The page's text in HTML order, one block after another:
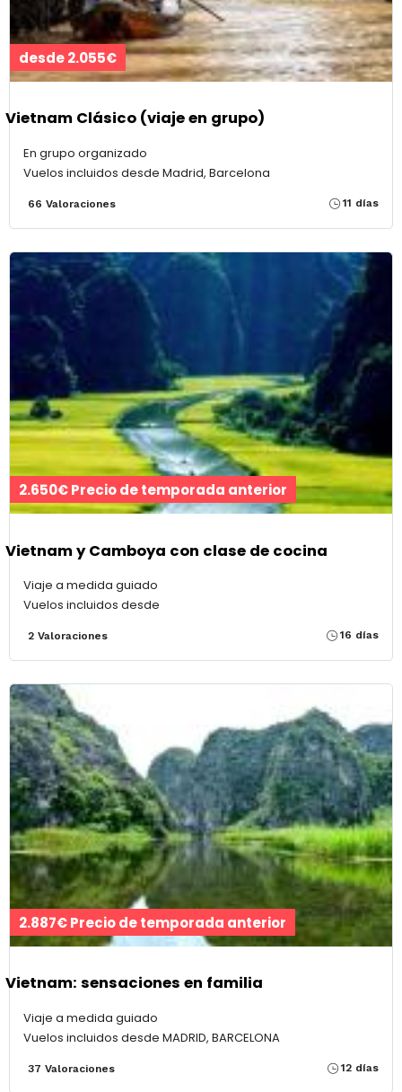
desde 2.055€
Vietnam Clásico (viaje en grupo)
En grupo organizado
Vuelos incluidos desde Madrid, Barcelona
66 Valoraciones 11 días
2.650€ Precio de temporada anterior
Vietnam y Camboya con clase de cocina
Viaje a medida guiado
Vuelos incluidos desde
2 Valoraciones 16 días
2.887€ Precio de temporada anterior
Vietnam: sensaciones en familia
Viaje a medida guiado
Vuelos incluidos desde MADRID, BARCELONA
37 Valoraciones 12 días